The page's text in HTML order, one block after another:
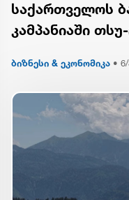
საქართველოს
კამპანიაში
ბიზნესი & ეკონომიკა •